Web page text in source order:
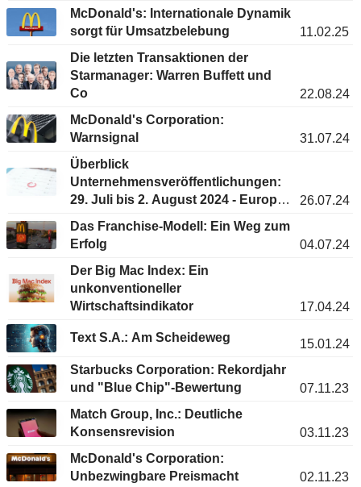
McDonald's: Internationale Dynamik
sorgt für Umsatzbelebung
11.02.25
Die letzten Transaktionen der
Starmanager: Warren Buffett und
Co
22.08.24
McDonald's Corporation:
Warnsignal
31.07.24
Überblick
Unternehmensveröffentlichungen:
29. Juli bis 2. August 2024 - Europa
26.07.24
Das Franchise-Modell: Ein Weg zum
Erfolg
04.07.24
Der Big Mac Index: Ein
unkonventioneller
Wirtschaftsindikator
17.04.24
Text S.A.: Am Scheideweg
15.01.24
Starbucks Corporation: Rekordjahr
und "Blue Chip"-Bewertung
07.11.23
Match Group, Inc.: Deutliche
Konsensrevision
03.11.23
McDonald's Corporation:
Unbezwingbare Preismacht
02.11.23